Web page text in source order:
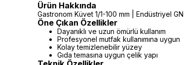
Ürün Hakkında
Gastronom Küvet 1/1-100 mm | Endüstriyel
Öne Çıkan Özellikler
Dayanıklı ve uzun ömürlü kullanım
Profesyonel mutfak kullanımına uygun
Kolay temizlenebilir yüzey
Gıda temasına uygun çelik yapı